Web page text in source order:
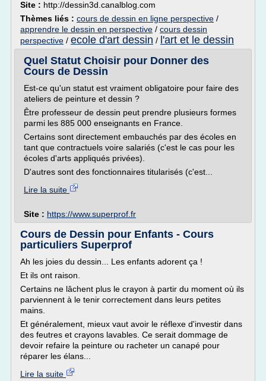
Site : http://dessin3d.canalblog.com
Thèmes liés : cours de dessin en ligne perspective /
apprendre le dessin en perspective / cours dessin
perspective / ecole d'art dessin / l'art et le dessin
Quel Statut Choisir pour Donner des
Cours de Dessin
Est-ce qu'un statut est vraiment obligatoire pour faire des
ateliers de peinture et dessin ?
Être professeur de dessin peut prendre plusieurs formes
parmi les 885 000 enseignants en France.
Certains sont directement embauchés par des écoles en
tant que contractuels voire salariés (c'est le cas pour les
écoles d'arts appliqués privées).
D'autres sont des fonctionnaires titularisés (c'est...
Lire la suite
Site : https://www.superprof.fr
Cours de Dessin pour Enfants - Cours
particuliers Superprof
Ah les joies du dessin... Les enfants adorent ça !
Et ils ont raison.
Certains ne lâchent plus le crayon à partir du moment où ils
parviennent à le tenir correctement dans leurs petites
mains.
Et généralement, mieux vaut avoir le réflexe d'investir dans
des feutres et crayons lavables. Ce serait dommage de
devoir refaire la peinture ou racheter un canapé pour
réparer les élans...
Lire la suite